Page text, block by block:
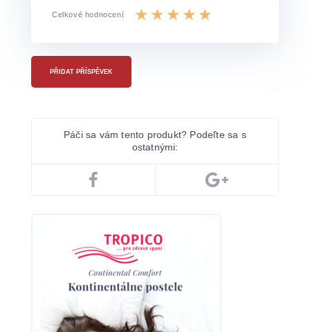
Celkové hodnocení
PŘIDAT PŘÍSPĚVEK
Páči sa vám tento produkt? Podeľte sa s
ostatnými: